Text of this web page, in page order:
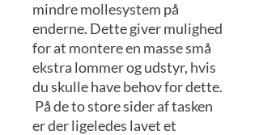
mindre mollesystem på
enderne. Dette giver mulighed
for at montere en masse små
ekstra lommer og udstyr, hvis
du skulle have behov for dette.
På de to store sider af tasken
er der ligeledes lavet et